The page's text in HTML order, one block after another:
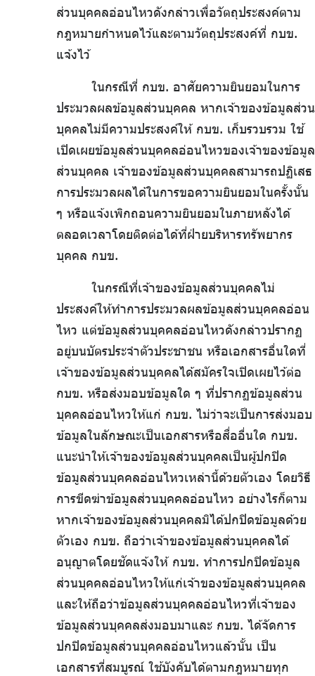
ส่วนบุคคลอ่อนไหวดังกล่าวเพื่อวัตถุประสงค์ตาม
กฎหมายกำหนดไว้และตามวัตถุประสงค์ที่ กบข.
แจ้งไว้
ในกรณีที่ กบข. อาศัยความยินยอมในการ
ประมวลผลข้อมูลส่วนบุคคล หากเจ้าของข้อมูลส่วน
บุคคลไม่มีความประสงค์ให้ กบข. เก็บรวบรวม ใช้
เปิดเผยข้อมูลส่วนบุคคลอ่อนไหวของเจ้าของข้อมูล
ส่วนบุคคล เจ้าของข้อมูลส่วนบุคคลสามารถปฏิเสธ
การประมวลผลได้ในการขอความยินยอมในครั้งนั้น
ๆ หรือแจ้งเพิกถอนความยินยอมในภายหลังได้
ตลอดเวลาโดยติดต่อได้ที่ฝ่ายบริหารทรัพยากร
บุคคล กบข.
ในกรณีที่เจ้าของข้อมูลส่วนบุคคลไม่
ประสงค์ให้ทำการประมวลผลข้อมูลส่วนบุคคลอ่อน
ไหว แต่ข้อมูลส่วนบุคคลอ่อนไหวดังกล่าวปรากฏ
อยู่บนบัตรประจำตัวประชาชน หรือเอกสารอื่นใดที่
เจ้าของข้อมูลส่วนบุคคลได้สมัครใจเปิดเผยไว้ต่อ
กบข. หรือส่งมอบข้อมูลใด ๆ ที่ปรากฏข้อมูลส่วน
บุคคลอ่อนไหวให้แก่ กบข. ไม่ว่าจะเป็นการส่งมอบ
ข้อมูลในลักษณะเป็นเอกสารหรือสื่ออื่นใด กบข.
แนะนำให้เจ้าของข้อมูลส่วนบุคคลเป็นผู้ปกปิด
ข้อมูลส่วนบุคคลอ่อนไหวเหล่านี้ด้วยตัวเอง โดยวิธี
การขีดฆ่าข้อมูลส่วนบุคคลอ่อนไหว อย่างไรก็ตาม
หากเจ้าของข้อมูลส่วนบุคคลมิได้ปกปิดข้อมูลด้วย
ตัวเอง กบข. ถือว่าเจ้าของข้อมูลส่วนบุคคลได้
อนุญาตโดยชัดแจ้งให้ กบข. ทำการปกปิดข้อมูล
ส่วนบุคคลอ่อนไหวให้แก่เจ้าของข้อมูลส่วนบุคคล
และให้ถือว่าข้อมูลส่วนบุคคลอ่อนไหวที่เจ้าของ
ข้อมูลส่วนบุคคลส่งมอบมาและ กบข. ได้จัดการ
ปกปิดข้อมูลส่วนบุคคลอ่อนไหวแล้วนั้น เป็น
เอกสารที่สมบูรณ์ ใช้บังคับได้ตามกฎหมายทุก